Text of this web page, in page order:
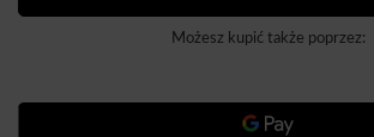
Możesz kupić także poprzez: